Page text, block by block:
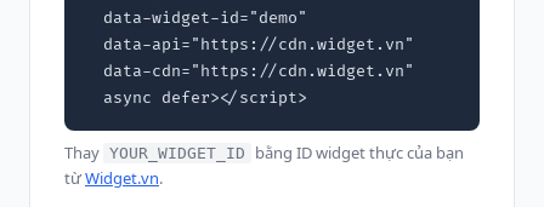
  async defer></script>
Thay YOUR_WIDGET_ID
bằng ID widget thực của bạn
từWidget.vn.